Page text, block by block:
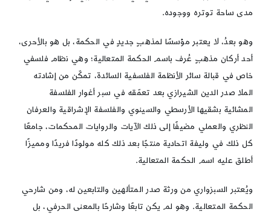
مدى ساحة توتره ووجوده.
وهو بعدُ، لا يعتبر مؤسسًا لمذهبٍ جديدٍ في الحكمة، بل هو بالأحرى،
أحد أركان مذهبٍ عُرف باسم الحكمة المتعالية؛ وهي نظام فلسفي
خاص في قبالة سائر الأنظمة الفلسفية السائدة، تمكّن من إشادته
الملا صدر الدين الشيرازي بعد تعمّقه في سبر أغوار الفلسفة
المشائية بشقيها الأرسطي والسينوي والفلسفة الإشراقية والعرفان
النظري والعملي مضيفًا إلى ذلك الآيات والروايات المحكمات، جامعًا
كل ذلك في وليفة اتحادية منتجًا بعد ذلك كله مولودًا فريدًا ومميزًا
أطلق عليه اسم الحكمة المتعالية.
ويُعتبر السبزواري من ورثة صدر المتألهين والتابعين له، ومن شارحي
الحكمة المتعالية. وهو لم يكن تابعًا وشارحًا بالمعنى الحرفي، بل